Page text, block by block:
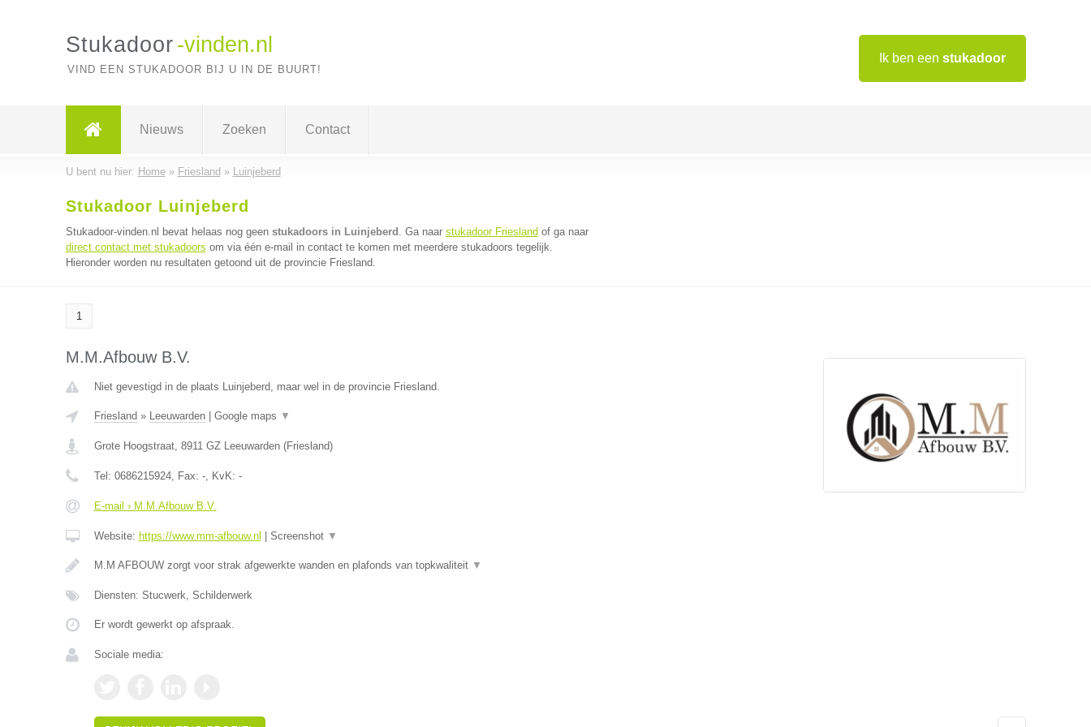
Ik ben een stukadoor
Stukadoor -vinden.nl
VIND EEN STUKADOOR BIJ U IN DE BUURT!
Nieuws Zoeken Contact
U bent nu hier: Home» Friesland » Luinjeberd
Stukadoor Luinjeberd
Stukadoor-vinden.nl bevat helaas nog geen stukadoors in Luinjeberd . Ga naar stukadoor Friesland of ga naar
direct contact met stukadoors om via één e-mail in contact te komen met meerdere stukadoors tegelijk.
Hieronder worden nu resultaten getoond uit de provincie Friesland.
1
M.M.Afbouw B.V.
Niet gevestigd in de plaats Luinjeberd, maar wel in de provincie Friesland.
Friesland » Leeuwarden| Google maps ▼
Grote Hoogstraat, 8911 GZ Leeuwarden(Friesland)
Tel: 0686215924, Fax: -, KvK: -
E-mail › M.M.Afbouw B.V.
Website: https://www.mm-afbouw.nl Screenshot ▼
M.M AFBOUW zorgt voor strak afgewerkte wanden en plafonds van topkwaliteit ▼
Diensten: Stucwerk, Schilderwerk
Er wordt gewerkt op afspraak.
Sociale media: